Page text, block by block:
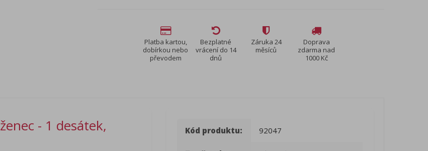
Platba kartou,
dobírkou nebo
převodem
Bezplatné
vrácení do 14
dnů
Záruka 24
měsíců
Doprava
zdarma nad
1000 Kč
- 1 desátek, Kód produktu: 92047